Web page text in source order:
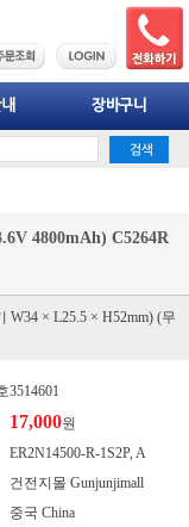
4800mAh) C5264R
W34 × L25.5 × H52mm) (무
3514601
17,000원
ER2N14500-R-1S2P, A
건전지몰 Gunjunjimall
중국 China